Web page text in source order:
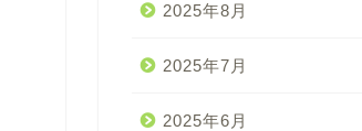
2025年8月
2025年7月
2025年6月